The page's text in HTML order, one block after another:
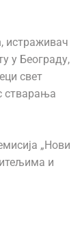
истраживач
у Београду,
свет
стварања
„Нови
и